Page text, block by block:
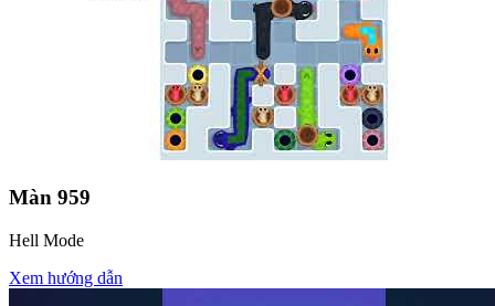
Màn 959
Hell Mode
Xem hướng dẫn